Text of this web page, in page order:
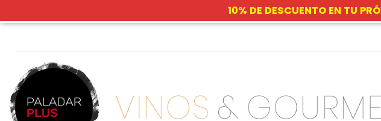
Skip
10% DE DESCUENTO EN TU